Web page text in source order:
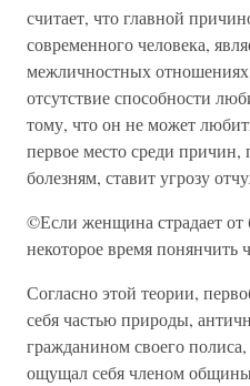
считает, что главной
современного человека,
межличностных отношениях
отсутствие способности
тому, что он не может
первое место среди
болезням, ставит угрозу
©Если женщина страдает от
некоторое время понянчить
Согласно этой теории,
себя частью природы,
гражданином своего
ощущал себя членом